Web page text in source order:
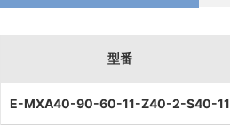
型番
E-MXA40-90-60-11-Z40-2-S40-11